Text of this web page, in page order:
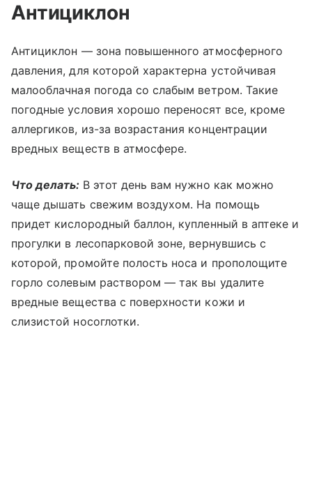
Антициклон
Антициклон — зона повышенного атмосферного
давления, для которой характерна устойчивая
малооблачная погода со слабым ветром. Такие
погодные условия хорошо переносят все, кроме
аллергиков, из-за возрастания концентрации
вредных веществ в атмосфере.
Что делать: В этот день вам нужно как можно
чаще дышать свежим воздухом. На помощь
придет кислородный баллон, купленный в аптеке и
прогулки в лесопарковой зоне, вернувшись с
которой, промойте полость носа и прополощите
горло солевым раствором — так вы удалите
вредные вещества с поверхности кожи и
слизистой носоглотки.